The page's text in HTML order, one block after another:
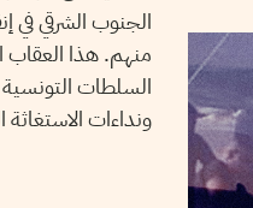
الجنوب الشرقي في
منهم. هذا العقاب
السلطات
ونداءات الاستغاثة